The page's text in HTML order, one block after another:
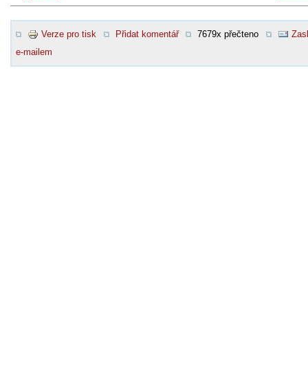
Verze pro tisk Přidat komentář 7679x přečteno
e-mailem